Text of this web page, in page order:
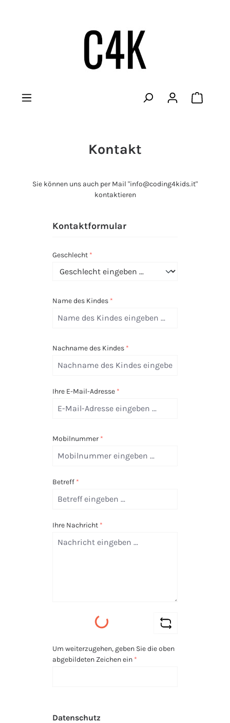
Kontakt
Sie können uns auch per Mail "info@coding4kids.it"
kontaktieren
Kontaktformular
Geschlecht *
Name des Kindes *
Nachname des Kindes *
Ihre E-Mail-Adresse *
Mobilnummer *
Betreff *
Ihre Nachricht *
Loading...
Um weiterzugehen, geben Sie die oben
abgebildeten Zeichen ein *
Datenschutz